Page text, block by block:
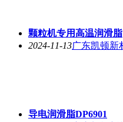
颗粒机专用高温润滑脂
2024-11-13广东凯顿新
导电润滑脂DP6901